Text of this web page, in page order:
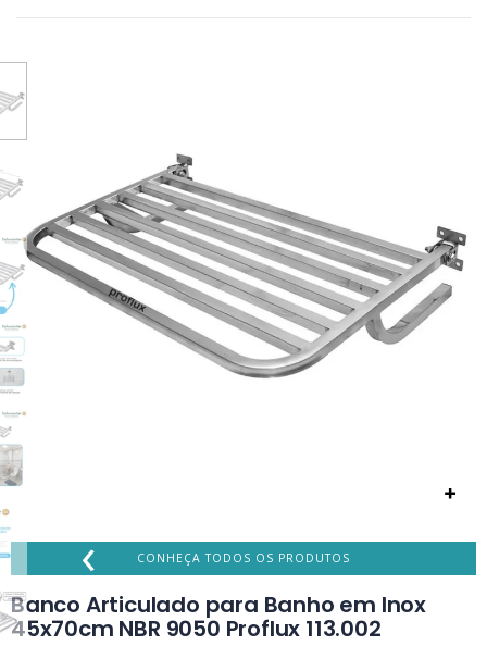
‹ CONHEÇA TODOS OS PRODUTOS
Banco Articulado para Banho em Inox
45x70cm NBR 9050 Proflux 113.002